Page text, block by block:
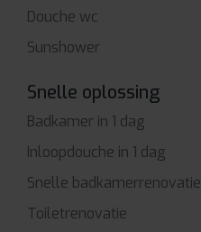
Douche wc
Sunshower
Snelle oplossing
Badkamer in 1 dag
Inloopdouche in 1 dag
Snelle badkamerrenovatie
Toiletrenovatie